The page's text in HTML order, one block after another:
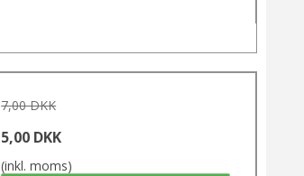
7,00 DKK
5,00 DKK
(inkl. moms)